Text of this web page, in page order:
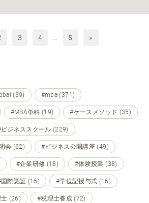
3 4 5 »
(39) #mba (371)
#MBA単科 (19) #ケースメソッド (35)
ジネススクール (229)
会 (62) #ビジネス公開講座 (49)
#企業研修 (18) #体験授業 (38)
際認証 (15) #学位記授与式 (16)
(26) #税理士養成 (72)